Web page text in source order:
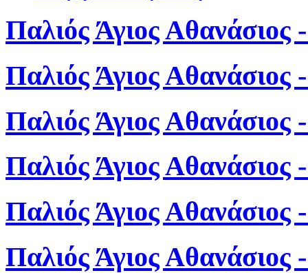
Παλιός Άγιος Αθανάσιος
Παλιός Άγιος Αθανάσιος
Παλιός Άγιος Αθανάσιος
Παλιός Άγιος Αθανάσιος
Παλιός Άγιος Αθανάσιος
Παλιός Άγιος Αθανάσιος